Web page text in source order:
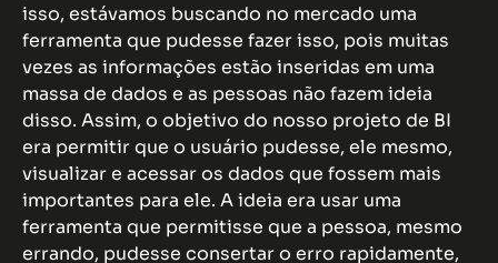
isso, estávamos buscando no mercado uma
ferramenta que pudesse fazer isso, pois muitas
vezes as informações estão inseridas em uma
massa de dados e as pessoas não fazem ideia
disso. Assim, o objetivo do nosso projeto de BI
era permitir que o usuário pudesse, ele mesmo,
visualizar e acessar os dados que fossem mais
importantes para ele. A ideia era usar uma
ferramenta que permitisse que a pessoa, mesmo
errando, pudesse consertar o erro rapidamente,